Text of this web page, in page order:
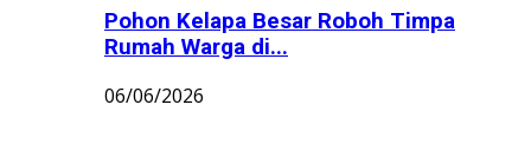
Pohon Kelapa Besar Roboh Timpa
Rumah Warga di...
06/06/2026